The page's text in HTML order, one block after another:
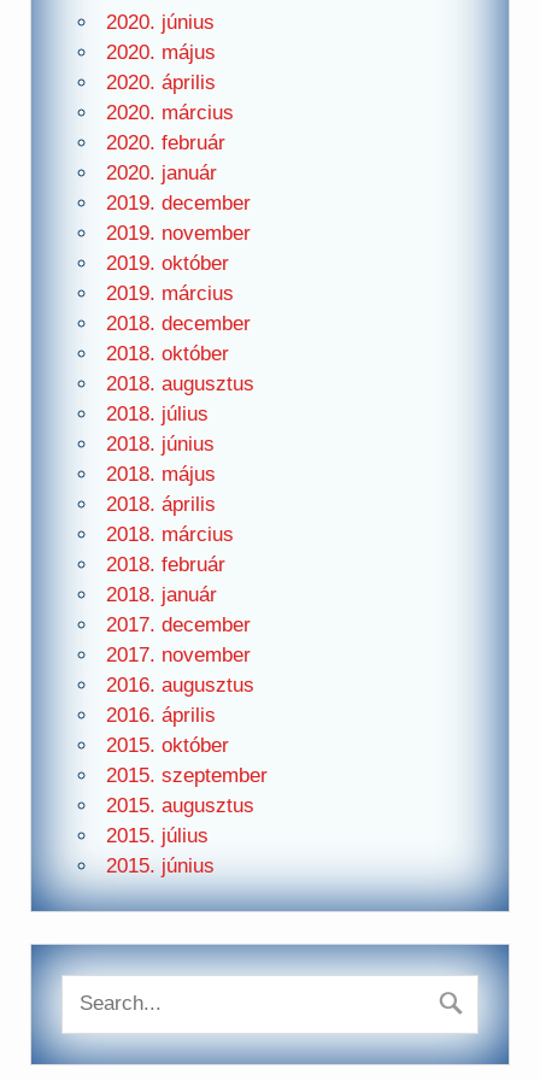
2020. június
2020. május
2020. április
2020. március
2020. február
2020. január
2019. december
2019. november
2019. október
2019. március
2018. december
2018. október
2018. augusztus
2018. július
2018. június
2018. május
2018. április
2018. március
2018. február
2018. január
2017. december
2017. november
2016. augusztus
2016. április
2015. október
2015. szeptember
2015. augusztus
2015. július
2015. június